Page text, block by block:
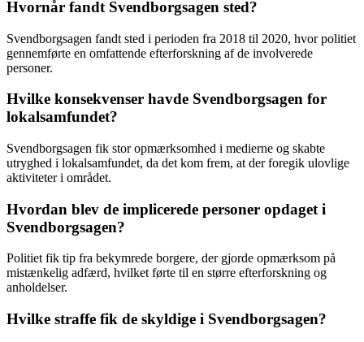
Hvornår fandt Svendborgsagen sted?
Svendborgsagen fandt sted i perioden fra 2018 til 2020, hvor politiet
gennemførte en omfattende efterforskning af de involverede
personer.
Hvilke konsekvenser havde Svendborgsagen for
lokalsamfundet?
Svendborgsagen fik stor opmærksomhed i medierne og skabte
utryghed i lokalsamfundet, da det kom frem, at der foregik ulovlige
aktiviteter i området.
Hvordan blev de implicerede personer opdaget i
Svendborgsagen?
Politiet fik tip fra bekymrede borgere, der gjorde opmærksom på
mistænkelig adfærd, hvilket førte til en større efterforskning og
anholdelser.
Hvilke straffe fik de skyldige i Svendborgsagen?